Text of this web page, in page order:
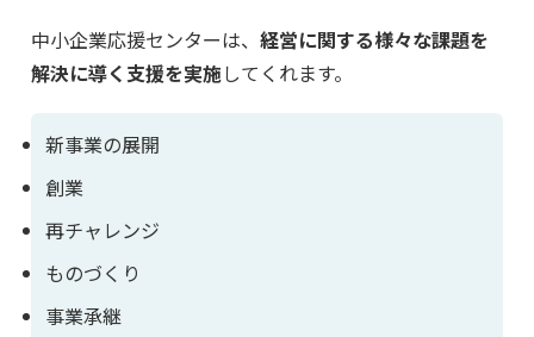
中小企業応援センターは、 経営に関する様々な課題を
解決に導く支援を実施してくれます。
新事業の展開
創業
再チャレンジ
ものづくり
事業承継